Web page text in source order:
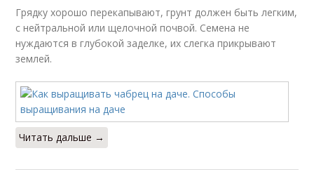
Грядку хорошо перекапывают, грунт должен быть легким,
с нейтральной или щелочной почвой. Семена не
нуждаются в глубокой заделке, их слегка прикрывают
землей.
Читать дальше →